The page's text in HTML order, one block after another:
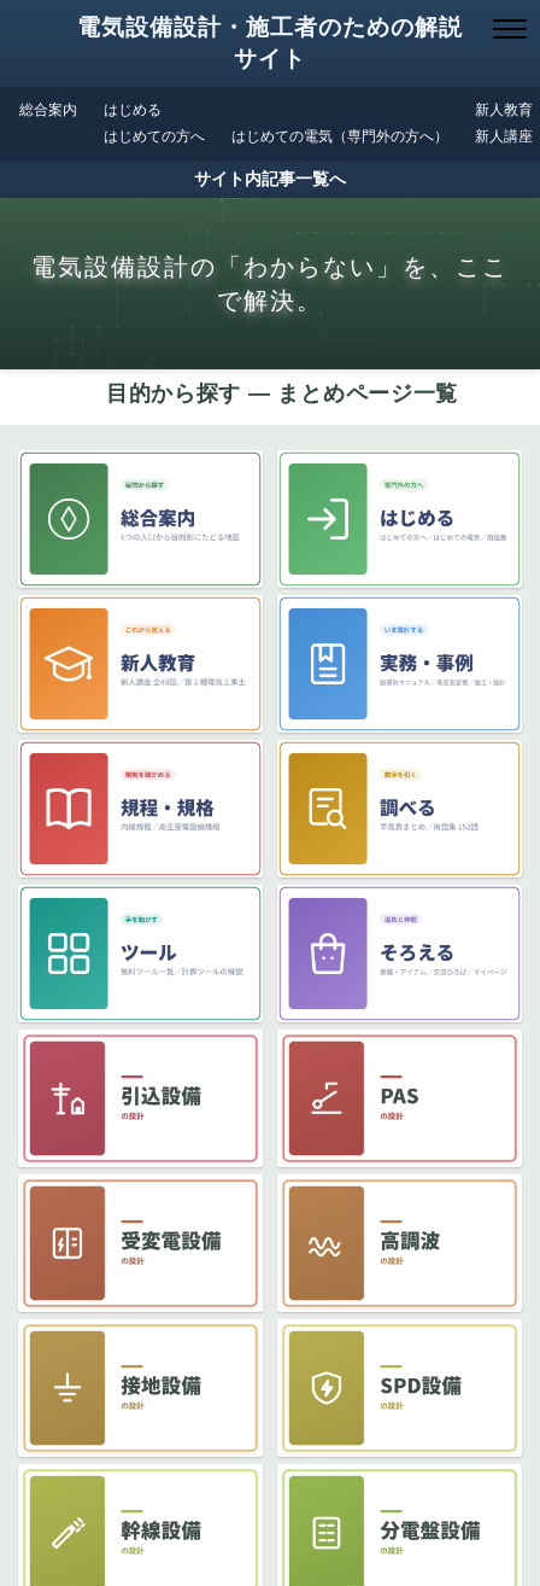
電気設備設計・施工者のための解説
サイト
総合案内
はじめる
はじめての方へ
はじめての電気（専門外の方へ）
新人教育
新人講座
サイト内記事一覧へ
電気設備設計の「わからない」を、ここ
で解決。